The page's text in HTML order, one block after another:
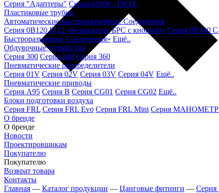
Серия "Адаптеры" Серия 62000 - INOX
Пластиковые трубки
Автоматические Быстроразъемные Соединения
Серия 0B120 B-12 «Безопасные БРС с кнопкой» Серия 0B140
Быстроразъемные Соединения» Ещё..
Обдувочные устройства
Серия 300 Серия 340 Серия 360
Пневматические распределители
Серия 01V Серия 02V Серия 03V Серия 04V Ещё..
Пневматические приводы
Серия A95 Серия B Серия CG01 Серия CG02 Ещё..
Блоки подготовки воздуха
Серия FRL Серия FRL Evo Серия FRL Mini Серия
О бренде
О бренде
Новости
Проектировщикам
Покупателю
Покупателю
Возврат товара
Контакты
Главная — Каталог продукции — Цанговые фитинги — Серия